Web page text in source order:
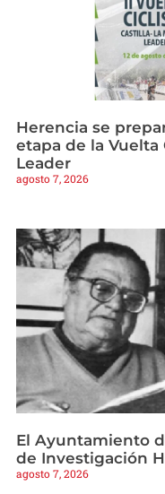
Herencia se
etapa de la Vuelta
Leader
agosto 7, 2026
El Ayuntamiento
de Investigación
agosto 7, 2026